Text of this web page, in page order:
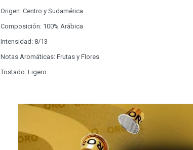
Origen: Centro y Sudamérica
Composición: 100% Arábica
Intensidad: 8/13
Notas Aromáticas: Frutas y Flores
Tostado: Ligero